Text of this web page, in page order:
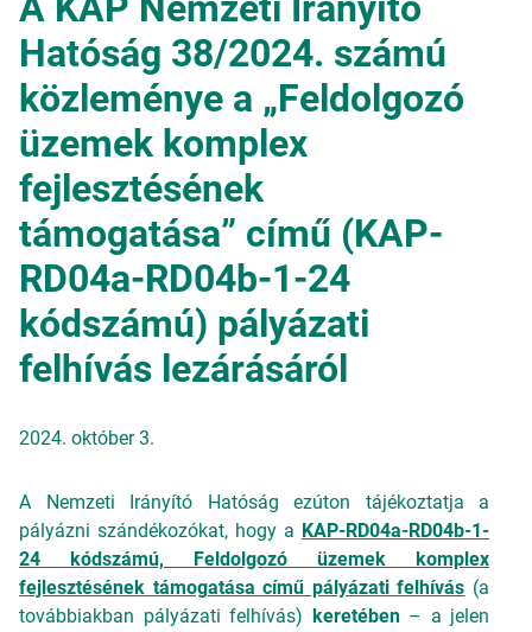
Hatóság 38/2024. számú
közleménye a „Feldolgozó
üzemek komplex
fejlesztésének
támogatása” című (KAP-
RD04a-RD04b-1-24
kódszámú) pályázati
felhívás lezárásáról
2024. október 3.
A Nemzeti Irányító Hatóság ezúton tájékoztatja a
pályázni szándékozókat, hogy a KAP-RD04a-RD04b-1-
24 kódszámú, Feldolgozó üzemek komplex
fejlesztésének támogatása című pályázati felhívás (a
továbbiakban pályázati felhívás) keretében– a jelen